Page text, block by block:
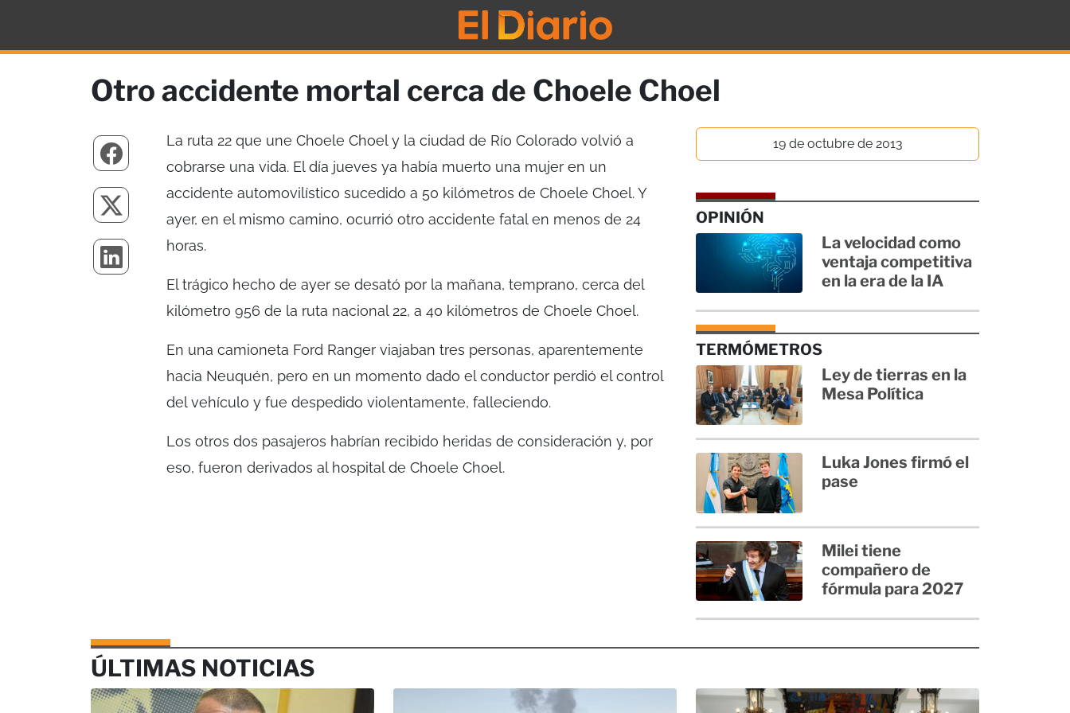
Otro accidente mortal cerca de Choele Choel
La ruta 22 que une Choele Choel y la ciudad de Río Colorado volvió a
cobrarse una vida. El día jueves ya había muerto una mujer en un
accidente automovilístico sucedido a 50 kilómetros de Choele Choel. Y
ayer, en el mismo camino, ocurrió otro accidente fatal en menos de 24
horas.
El trágico hecho de ayer se desató por la mañana, temprano, cerca del
kilómetro 956 de la ruta nacional 22, a 40 kilómetros de Choele Choel.
En una camioneta Ford Ranger viajaban tres personas, aparentemente
hacia Neuquén, pero en un momento dado el conductor perdió el control
del vehículo y fue despedido violentamente, falleciendo.
Los otros dos pasajeros habrían recibido heridas de consideración y, por
eso, fueron derivados al hospital de Choele Choel.
19 de octubre de 2013
OPINIÓN
La velocidad como
ventaja competitiva
en la era de la IA
TERMÓMETROS
Ley de tierras en la
Mesa Política
Luka Jones firmó el
pase
Milei tiene
compañero de
fórmula para 2027
ÚLTIMAS NOTICIAS